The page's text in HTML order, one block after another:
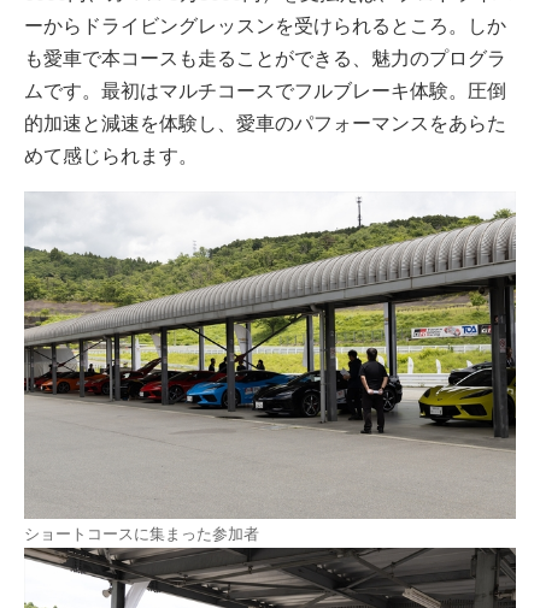
ーからドライビングレッスンを受けられるところ。しか
も愛車で本コースも走ることができる、魅力のプログラ
ムです。最初はマルチコースでフルブレーキ体験。圧倒
的加速と減速を体験し、愛車のパフォーマンスをあらた
めて感じられます。
ショートコースに集まった参加者